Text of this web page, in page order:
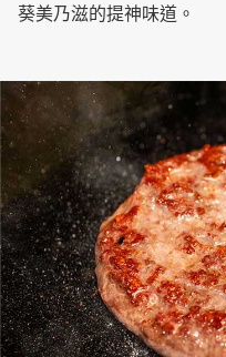
葵美乃滋的提神味道。